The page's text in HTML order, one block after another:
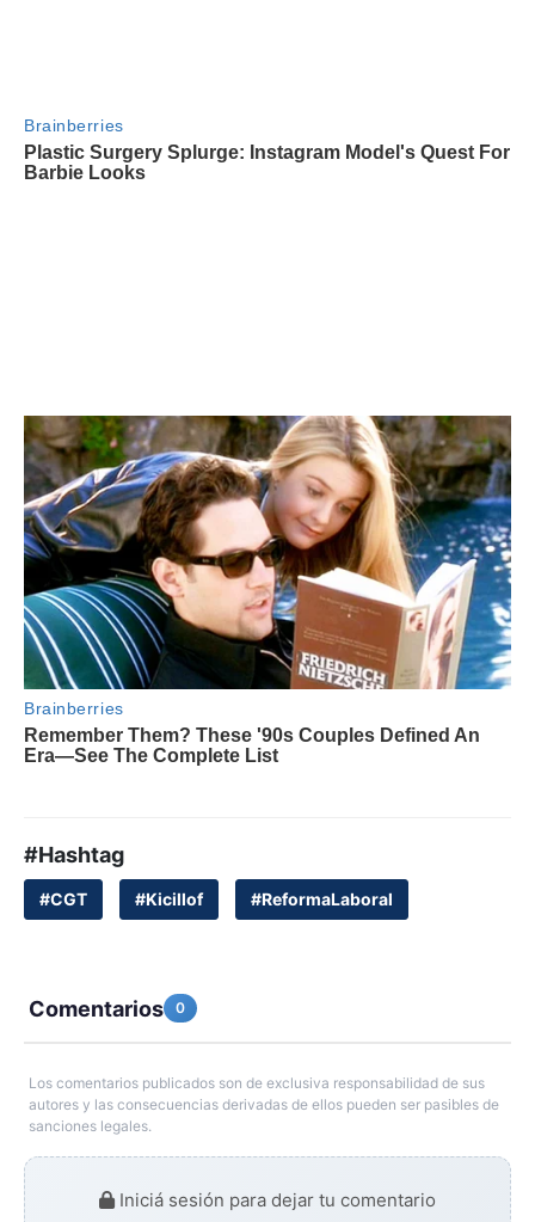
#Hashtag
#CGT #Kicillof #ReformaLaboral
Comentarios 0
Los comentarios publicados son de exclusiva responsabilidad de sus
autores y las consecuencias derivadas de ellos pueden ser pasibles de
sanciones legales.
Iniciá sesión para dejar tu comentario